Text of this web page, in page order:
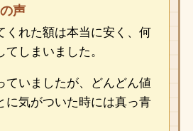
声
くれた額は本当に安く、何
しまいました。
ていましたが、どんどん値
に気がついた時には真っ青